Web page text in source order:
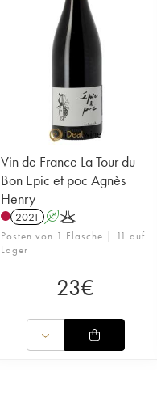
Vin de France La Tour du
Bon Epic et poc Agnès
Henry
2021 AK
Posten von 1 Flasche | 11 auf
Lager
23€